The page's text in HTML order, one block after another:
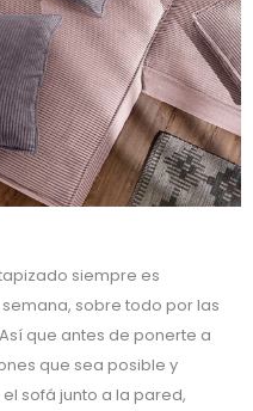
siempre es
sobre todo por las
que antes de ponerte a
que sea posible y
sofá junto a la pared,